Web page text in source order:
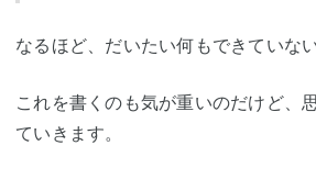
なるほど、だいたい何もできていな
これを書くのも気が重いのだけど、
ていきます。